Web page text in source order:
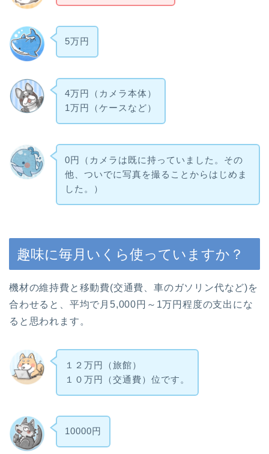
5万円
4万円（カメラ本体）
1万円（ケースなど）
0円（カメラは既に持っていました。その
他、ついでに写真を撮ることからはじめま
した。）
趣味に毎月いくら使っていますか？
機材の維持費と移動費(交通費、車のガソリン代など)を
合わせると、平均で月5,000円～1万円程度の支出にな
ると思われます。
１２万円（旅館）
１０万円（交通費）位です。
10000円